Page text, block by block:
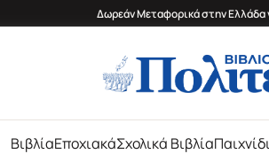
Δωρεάν Μεταφορικά στην Ελλάδα
ΒιβλίαΕποχιακάΣχολικά Βιβλία